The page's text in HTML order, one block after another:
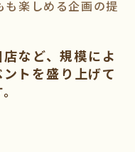
楽しめる企画の提
など、規模によ
トを盛り上げて